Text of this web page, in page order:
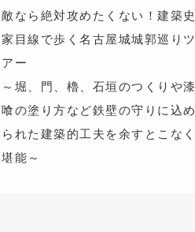
敵なら絶対攻めたくない！建築史
家目線で歩く名古屋城城郭巡りツ
アー
～堀、門、櫓、石垣のつくりや漆
喰の塗り方など鉄壁の守りに込め
られた建築的工夫を余すとこなく
堪能～